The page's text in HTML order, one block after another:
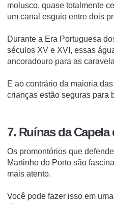
molusco, quase totalmente
um canal esguio entre dois
Durante a Era Portuguesa
séculos XV e XVI, essas
ancoradouro para as
E ao contrário da maioria
crianças estão seguras para
7. Ruínas da Capela
Os promontórios que
Martinho do Porto são
mais atento.
Você pode fazer isso em